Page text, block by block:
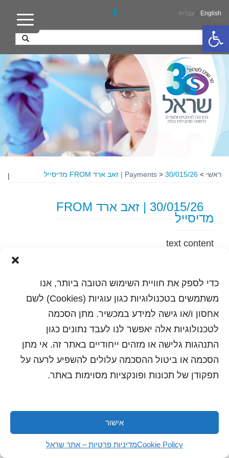
פתח סרגל נגישות
כדי לספק את חוויית השימוש הטובה ביותר, אנו
משתמשים בטכנולוגיות כגון עוגיות (Cookies) לשם
אחסון ו/או גישה למידע במכשיר. מתן הסכמה
לטכנולוגיות אלה יאפשר לנו לעבד נתונים כגון
התנהגות גלישה או מזהים ייחודיים באתר זה. אי מתן
הסכמה או ביטול ההסכמה עלולים להשפיע לרעה על
תפקודן של תכונות ופונקציות מסוימות באתר.
אישור
Cookie Policyמדיניות פרטיות – אתר שראל
English
/ עברית
ראשי >
Payments > 30/015/26 | זאב ארד FROM מדיסייל |
30/015/26 | זאב ארד FROM
מדיסייל
text content
כל הזכויות שמורות לשראל 2018 | עיצוב ותכנות: סטודיו
"היוצרים"